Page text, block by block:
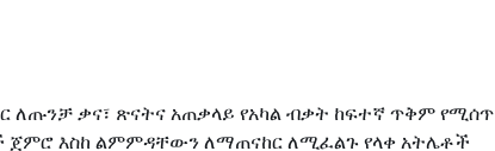
ለጡንቻ ቃና፣ ጽናትና አጠቃላይ የአካል ብቃት ከፍተኛ ጥቅም የሚሰጥ
እስከ ልምምዳቸውን ለማጠናከር ለሚፈልጉ የላቀ አትሌቶች